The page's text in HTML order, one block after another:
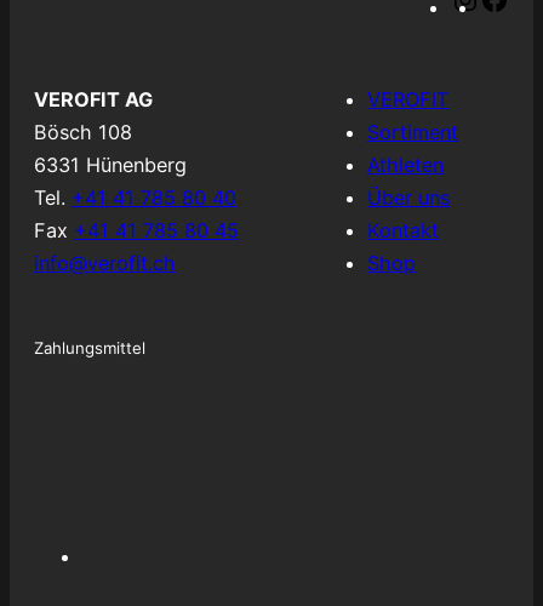
VEROFIT AG
Bösch 108
6331 Hünenberg
Tel. +41 41 785 80 40
Fax +41 41 785 80 45
info@verofit.ch
VEROFIT
Sortiment
Athleten
Über uns
Kontakt
Shop
Zahlungsmittel